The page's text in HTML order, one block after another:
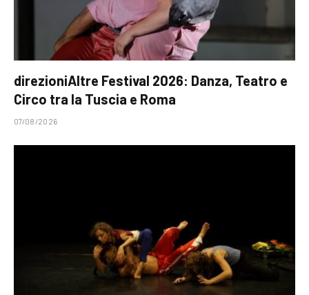
direzioniAltre Festival 2026: Danza, Teatro e
Circo tra la Tuscia e Roma
07/08/2026